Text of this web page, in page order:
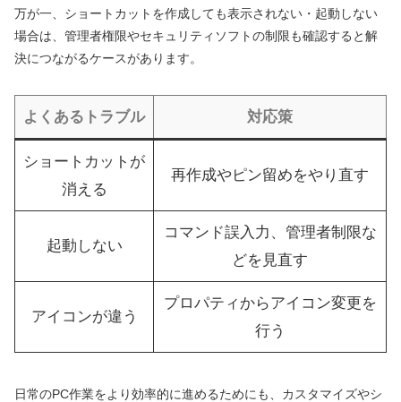
万が一、ショートカットを作成しても表示されない・起動しない
場合は、管理者権限やセキュリティソフトの制限も確認すると解
決につながるケースがあります。
よくあるトラブル 対応策
ショートカットが
消える
再作成やピン留めをやり直す
起動しない
コマンド誤入力、管理者制限な
どを見直す
アイコンが違う
プロパティからアイコン変更を
行う
日常のPC作業をより効率的に進めるためにも、カスタマイズやシ